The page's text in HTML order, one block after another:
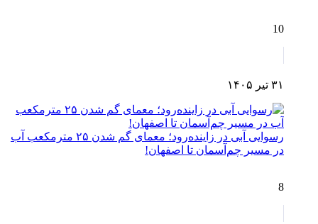
10
۳۱ تیر ۱۴۰۵
رسوایی آبی در زاینده‌رود؛ معمای گم شدن ۲۵ مترمکعب آب
در مسیر چم‌آسمان تا اصفهان!
8